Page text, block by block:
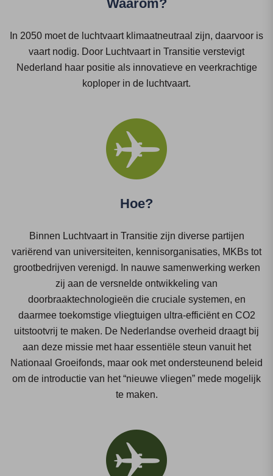
Waarom?
In 2050 moet de luchtvaart klimaatneutraal zijn, daarvoor is
vaart nodig. Door Luchtvaart in Transitie verstevigt
Nederland haar positie als innovatieve en veerkrachtige
koploper in de luchtvaart.
Hoe?
Binnen Luchtvaart in Transitie zijn diverse partijen
variërend van universiteiten, kennisorganisaties, MKBs tot
grootbedrijven verenigd. In nauwe samenwerking werken
zij aan de versnelde ontwikkeling van
doorbraaktechnologieën die cruciale systemen, en
daarmee toekomstige vliegtuigen ultra-efficiënt en CO2
uitstootvrij te maken. De Nederlandse overheid draagt bij
aan deze missie met haar essentiële steun vanuit het
Nationaal Groeifonds, maar ook met ondersteunend beleid
om de introductie van het “nieuwe vliegen” mede mogelijk
te maken.